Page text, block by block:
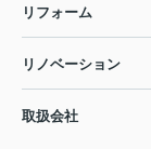
リフォーム
リノベーション
取扱会社